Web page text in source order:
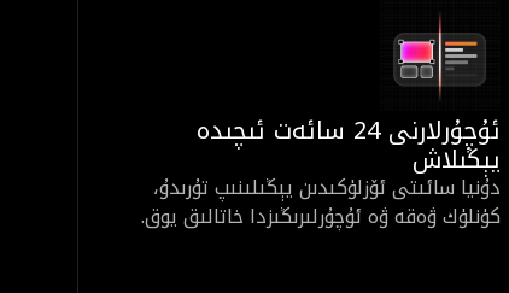
ئۇچۇرلارنى 24 سائەت ئىچىدە
يېڭىلاش
دۇنيا سائىتى ئۆزلۈكىدىن يېڭىلىنىپ تۇرىدۇ،
كۈنلۈك ۋەقە ۋە ئۇچۇرلىرىڭىزدا خاتالىق يوق.